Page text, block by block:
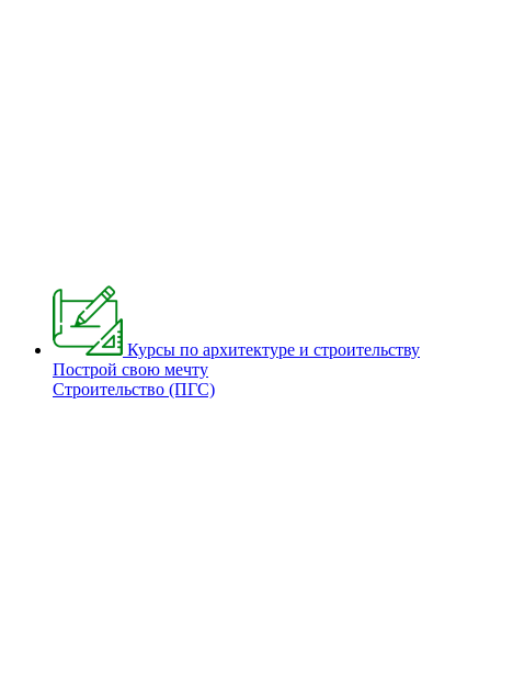
Курсы по архитектуре и строительству
Построй свою мечту
Строительство (ПГС)